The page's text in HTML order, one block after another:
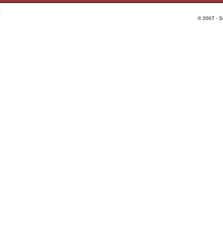
© 2007 -